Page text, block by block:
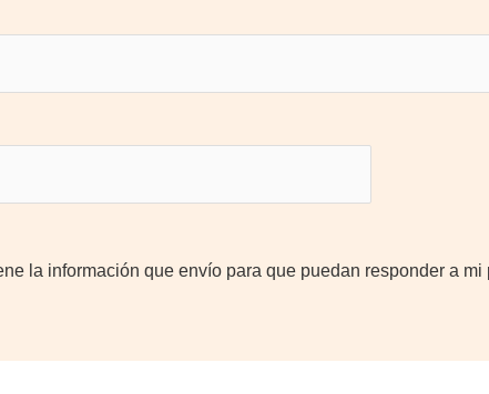
la información que envío para que puedan responder a mi